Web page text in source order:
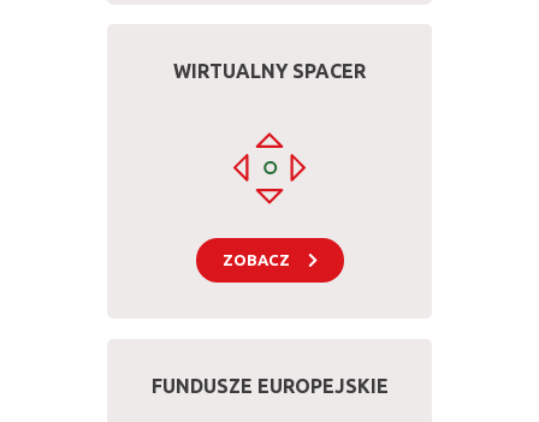
WIRTUALNY SPACER
ZOBACZ
FUNDUSZE EUROPEJSKIE